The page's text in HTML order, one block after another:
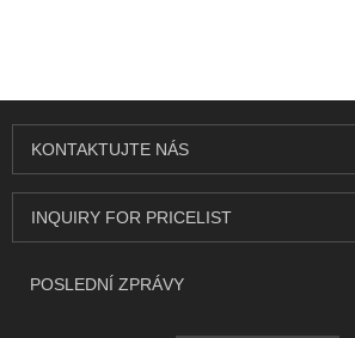
KONTAKTUJTE NÁS
INQUIRY FOR PRICELIST
POSLEDNÍ ZPRÁVY